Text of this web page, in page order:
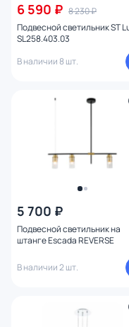
6 590 ₽ 8 230 ₽
Подвесной светильник ST
SL258.403.03
В наличии 8 шт.
5 700 ₽
Подвесной светильник на
штанге Escada REVERSE
В наличии 2 шт.